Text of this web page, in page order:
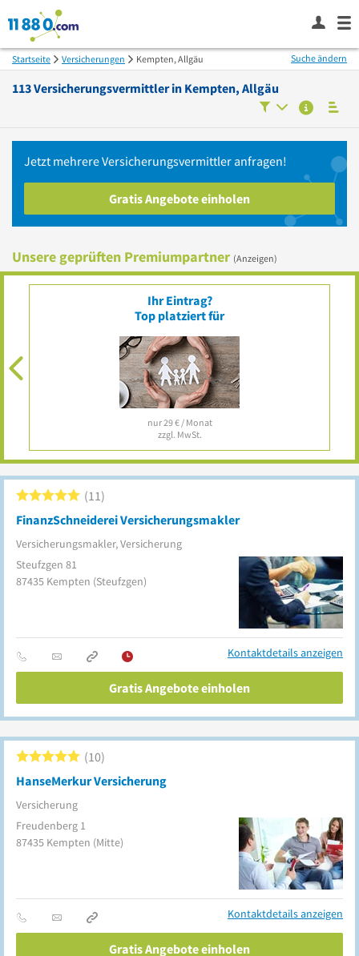
Startseite Versicherungen Kempten, Allgäu
113Versicherungsvermittler in Kempten, Allgäu
Suche ändern
Jetzt mehrereVersicherungsvermittler anfragen!
Gratis Angebote einholen
Unsere geprüften Premiumpartner (Anzeigen)
Ihr Eintrag?
Top platziert für
nur 29 € / Monat
zzgl. MwSt.
FinanzSchneiderei Versicherungsmakler
Versicherungsmakler, Versicherung
11
Steufzgen 81
87435 Kempten (Steufzgen)
Kontaktdetails anzeigen
Gratis Angebote einholen
HanseMerkur Versicherung
Versicherung
10
Freudenberg 1
87435 Kempten (Mitte)
Kontaktdetails anzeigen
Gratis Angebote einholen